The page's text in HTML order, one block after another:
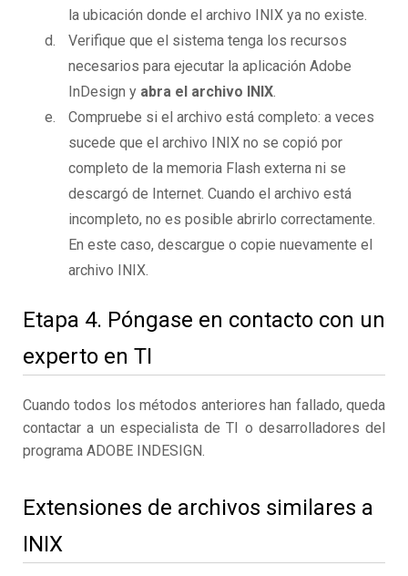
la ubicación donde el archivo INIX ya no existe.
Verifique que el sistema tenga los recursos
necesarios para ejecutar la aplicación Adobe
InDesign y abra el archivo INIX.
Compruebe si el archivo está completo: a veces
sucede que el archivo INIX no se copió por
completo de la memoria Flash externa ni se
descargó de Internet. Cuando el archivo está
incompleto, no es posible abrirlo correctamente.
En este caso, descargue o copie nuevamente el
archivo INIX.
Etapa 4. Póngase en contacto con un
experto en TI
Cuando todos los métodos anteriores han fallado, queda
contactar a un especialista de TI o desarrolladores del
programa ADOBE INDESIGN.
Extensiones de archivos similares a
INIX